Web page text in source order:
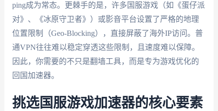
ping成为常态。更棘手的是，许多国服游戏（如《蛋仔派
对》、《冰原守卫者》）或影音平台设置了严格的地理
位置限制（Geo-Blocking），直接屏蔽了海外IP访问。普
通VPN往往难以稳定穿透这些限制，且速度难以保障。
因此，你需要的不只是翻墙工具，而是专为游戏优化的
回国加速器。
挑选国服游戏加速器的核心要素